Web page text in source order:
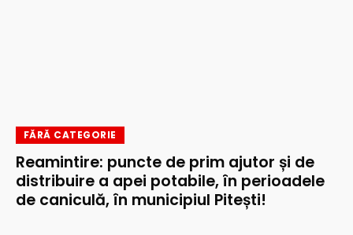
FĂRĂ CATEGORIE
Reamintire: puncte de prim ajutor și de
distribuire a apei potabile, în perioadele
de caniculă, în municipiul Pitești!